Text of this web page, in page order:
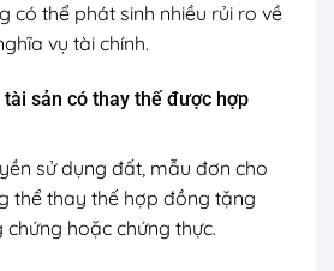
có thể phát sinh nhiều rủi ro về
vụ tài chính.
sản có thay thế được hợp
sử dụng đất, mẫu đơn cho
thể thay thế hợp đồng tặng
hoặc chứng thực.